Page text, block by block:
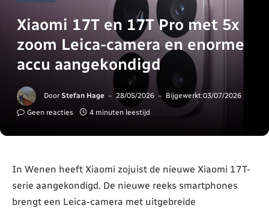
Xiaomi 17T en 17T Pro met 5x
zoom Leica-camera en enorme
accu aangekondigd
Door Stefan Hage 28/05/2026 Bijgewerkt:03/07/2026
Geen reacties
4 minuten leestijd
In Wenen heeft Xiaomi zojuist de nieuwe Xiaomi 17T-
serie aangekondigd. De nieuwe reeks smartphones
brengt een Leica-camera met uitgebreide